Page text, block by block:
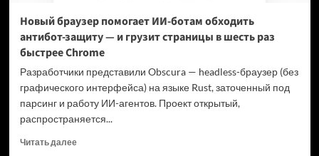
раз
Новый браузер помогает ИИ-ботам обходить
антибот-защиту — и грузит страницы в шесть раз
быстрее Chrome
Разработчики представили Obscura — headless-браузер (без
графического интерфейса) на языке Rust, заточенный под
парсинг и работу ИИ-агентов. Проект открытый,
распространяется...
Читать далееПрочитать